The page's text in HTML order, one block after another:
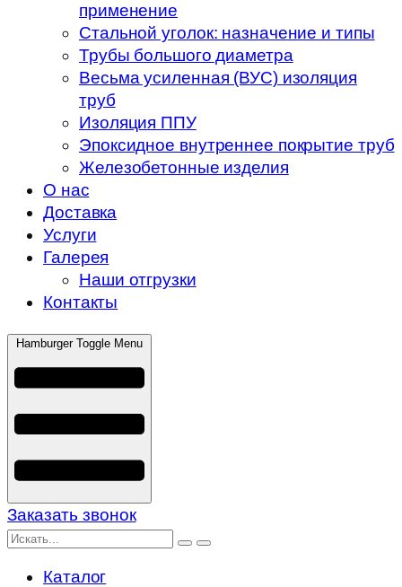
применение
Стальной уголок: назначение и типы
Трубы большого диаметра
Весьма усиленная (ВУС) изоляция
труб
Изоляция ППУ
Эпоксидное внутреннее покрытие труб
Железобетонные изделия
О нас
Доставка
Услуги
Галерея
Наши отгрузки
Контакты
Hamburger Toggle Menu
Заказать звонок
Каталог